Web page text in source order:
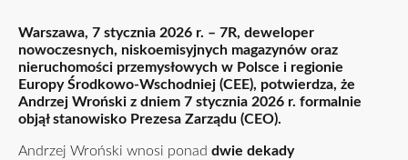
Warszawa, 7 stycznia 2026 r. – 7R, deweloper
nowoczesnych, niskoemisyjnych magazynów oraz
nieruchomości przemysłowych w Polsce i regionie
Europy Środkowo-Wschodniej (CEE), potwierdza, że
Andrzej Wroński z dniem 7 stycznia 2026 r. formalnie
objął stanowisko Prezesa Zarządu (CEO).
Andrzej Wroński wnosi ponad dwie dekady